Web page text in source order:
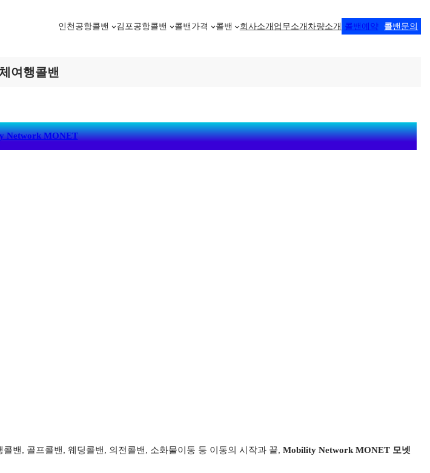
인천공항콜밴 김포공항콜밴 콜밴가격 콜밴 회사소개 업무소개 차량소개 콜밴예약 콜밴문의
여행콜밴
Network MONET
밴, 골프콜밴, 웨딩콜밴, 의전콜밴, 소화물이동 등 이동의 시작과 끝,Mobility Network MONET 모넷